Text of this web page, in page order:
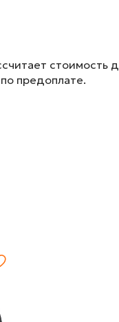
стоимость
предоплате.